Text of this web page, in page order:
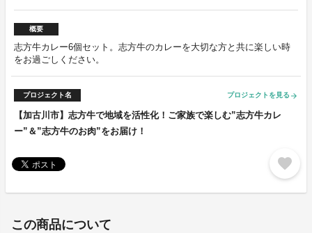
概要
志方牛カレー6個セット。志方牛のカレーを大切な方と共に楽しい時
をお過ごしください。
プロジェクト名 プロジェクトを見る arrow_forward
【加古川市】志方牛で地域を活性化！ご家族で楽しむ”志方牛カレ
ー”＆”志方牛のお肉”をお届け！
favorite
この商品について